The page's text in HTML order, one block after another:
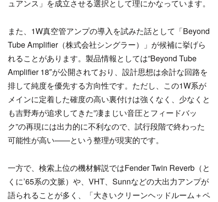
ュアンス」を成立させる選択として理にかなっています。
また、1W真空管アンプの導入を試みた話として「Beyond
Tube Amplifier（株式会社シングラー）」が候補に挙げら
れることがあります。製品情報としては”Beyond Tube
Amplifier 18″が公開されており、設計思想は余計な回路を
排して純度を優先する方向性です。ただし、この1W系が
メインに定着した確度の高い裏付けは強くなく、少なくと
も吉野寿が追求してきた”凄まじい音圧とフィードバッ
ク”の再現には出力的に不利なので、試行段階で終わった
可能性が高い——という整理が現実的です。
一方で、検索上位の機材解説ではFender Twin Reverb（と
くに’65系の文脈）や、VHT、Sunnなどの大出力アンプが
語られることが多く、「大きいクリーンヘッドルーム＋ペ